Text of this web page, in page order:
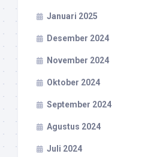
Januari 2025
Desember 2024
November 2024
Oktober 2024
September 2024
Agustus 2024
Juli 2024